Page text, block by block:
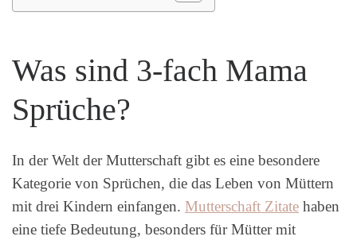
Was sind 3-fach Mama
Sprüche?
In der Welt der Mutterschaft gibt es eine besondere
Kategorie von Sprüchen, die das Leben von Müttern
mit drei Kindern einfangen. Mutterschaft Zitate haben
eine tiefe Bedeutung, besonders für Mütter mit